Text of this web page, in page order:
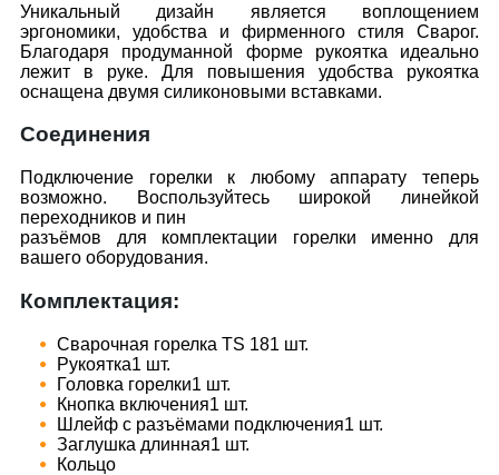
Уникальный дизайн является воплощением
эргономики, удобства и фирменного стиля Сварог.
Благодаря продуманной форме рукоятка идеально
лежит в руке. Для повышения удобства рукоятка
оснащена двумя силиконовыми вставками.
Соединения
Подключение горелки к любому аппарату теперь
возможно. Воспользуйтесь широкой линейкой
переходников и пин
разъёмов для комплектации горелки именно для
вашего оборудования.
Комплектация:
Сварочная горелка TS 181 шт.
Рукоятка1 шт.
Головка горелки1 шт.
Кнопка включения1 шт.
Шлейф с разъёмами подключения1 шт.
Заглушка длинная1 шт.
Кольцо